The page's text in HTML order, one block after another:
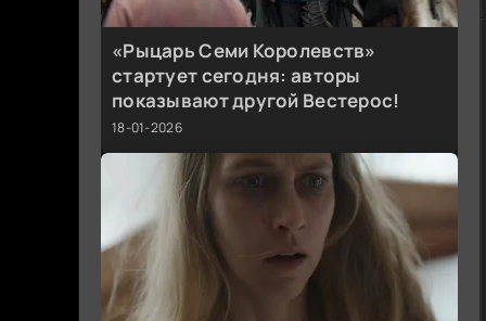
«Рыцарь Семи Королевств»
стартует сегодня: авторы
показывают другой Вестерос!
18-01-2026